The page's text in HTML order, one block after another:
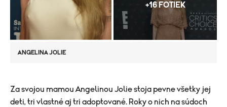
+16 FOTIEK
ANGELINA JOLIE
​Za svojou mamou Angelinou Jolie stoja pevne všetky jej
deti, tri vlastné aj tri adoptované. Roky o nich na súdoch